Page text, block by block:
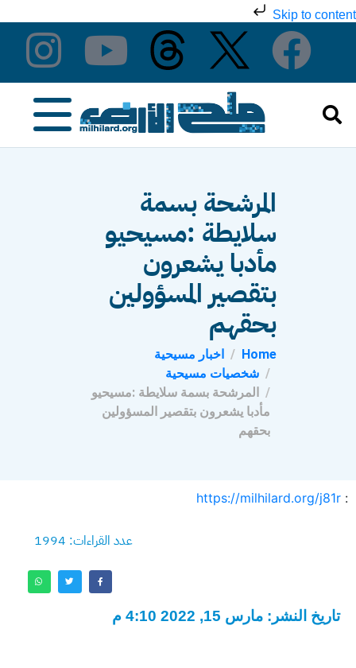
Skip to content
المرشحة بسمة
سلايطة :مسيحيو
مأدبا يشعرون
بتقصير المسؤولين
بحقهم
Home
اخبار مسيحية
شخصيات مسيحية
المرشحة بسمة سلايطة :مسيحيو
مأدبا يشعرون بتقصير المسؤولين
بحقهم
:
https://milhilard.org/j81r
عدد القراءات: 1994
تاريخ النشر: مارس 15, 2022 4:10 م